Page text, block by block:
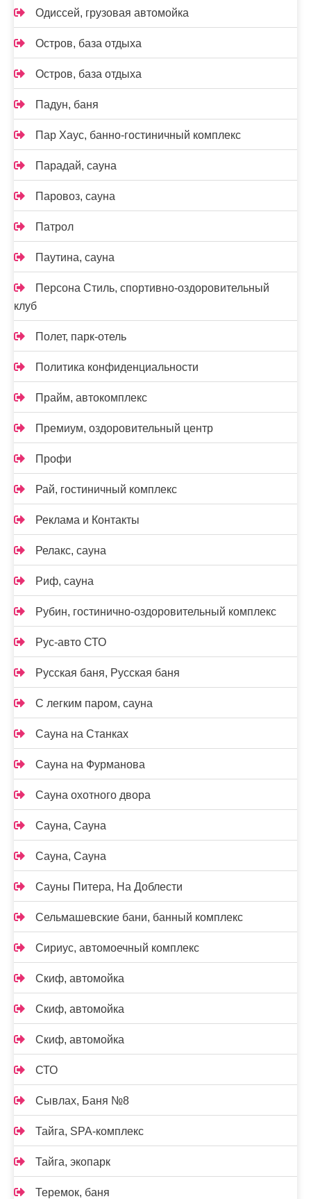
Одиссей, грузовая автомойка
Остров, база отдыха
Остров, база отдыха
Падун, баня
Пар Хаус, банно-гостиничный комплекс
Парадай, сауна
Паровоз, сауна
Патрол
Паутина, сауна
Персона Стиль, спортивно-оздоровительный
клуб
Полет, парк-отель
Политика конфиденциальности
Прайм, автокомплекс
Премиум, оздоровительный центр
Профи
Рай, гостиничный комплекс
Реклама и Контакты
Релакс, сауна
Риф, сауна
Рубин, гостинично-оздоровительный комплекс
Рус-авто СТО
Русская баня, Русская баня
С легким паром, сауна
Сауна на Станках
Сауна на Фурманова
Сауна охотного двора
Сауна, Сауна
Сауна, Сауна
Сауны Питера, На Доблести
Сельмашевские бани, банный комплекс
Сириус, автомоечный комплекс
Скиф, автомойка
Скиф, автомойка
Скиф, автомойка
СТО
Сывлах, Баня №8
Тайга, SPA-комплекс
Тайга, экопарк
Теремок, баня